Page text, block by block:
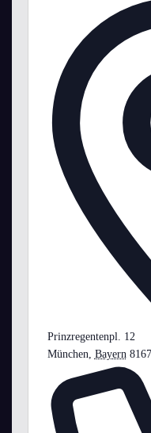
Prinzregentenpl. 12
München, Bayern